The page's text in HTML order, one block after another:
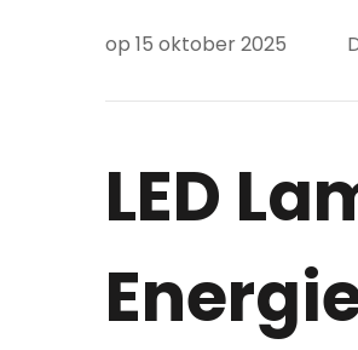
op 15 oktober 2025
LED